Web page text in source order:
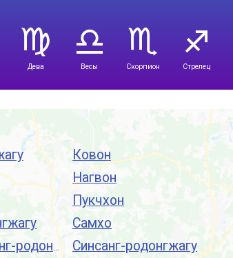
Дева Весы Скорпион Стрелец
Квангмионгсонг-родонгжагу
Ковон
Нагвон
Пукчхон
Самхо
Синсанг-родонгжагу